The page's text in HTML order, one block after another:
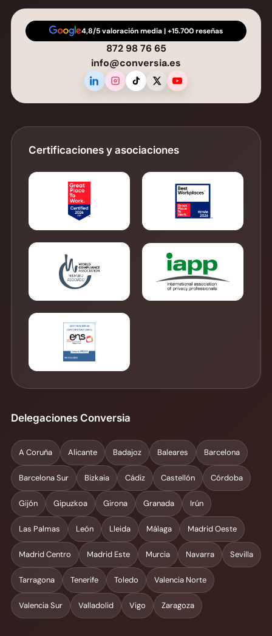
4,8/5 valoración media | +15.700 reseñas
872 98 76 65
info@conversia.es
Certificaciones y asociaciones
Delegaciones Conversia
A Coruña Alicante Badajoz Baleares Barcelona
Barcelona Sur Bizkaia Cádiz Castellón Córdoba
Gijón Gipuzkoa Girona Granada Irún
Las Palmas León Lleida Málaga Madrid Oeste
Madrid Centro Madrid Este Murcia Navarra Sevilla
Tarragona Tenerife Toledo Valencia Norte
Valencia Sur Valladolid Vigo Zaragoza